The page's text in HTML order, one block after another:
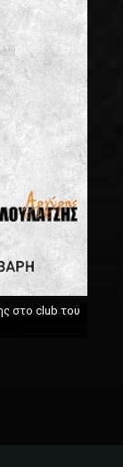
στο club του